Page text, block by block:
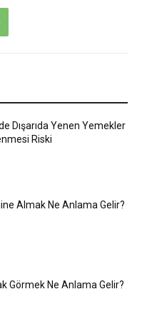
Dışarıda Yenen Yemekler
Riski
Almak Ne Anlama Gelir?
Görmek Ne Anlama Gelir?